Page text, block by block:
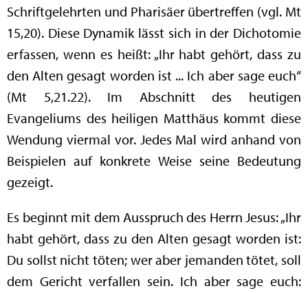
Schriftgelehrten und Pharisäer übertreffen (vgl. Mt
15,20). Diese Dynamik lässt sich in der Dichotomie
erfassen, wenn es heißt: „Ihr habt gehört, dass zu
den Alten gesagt worden ist ... Ich aber sage euch“
(Mt 5,21.22). Im Abschnitt des heutigen
Evangeliums des heiligen Matthäus kommt diese
Wendung viermal vor. Jedes Mal wird anhand von
Beispielen auf konkrete Weise seine Bedeutung
gezeigt.
Es beginnt mit dem Ausspruch des Herrn Jesus: „Ihr
habt gehört, dass zu den Alten gesagt worden ist:
Du sollst nicht töten; wer aber jemanden tötet, soll
dem Gericht verfallen sein. Ich aber sage euch: